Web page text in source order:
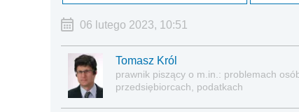
06 lutego 2023, 10:51
Tomasz Król
prawnik piszący o m.in.: problemach
przedsiębiorcach, podatkach